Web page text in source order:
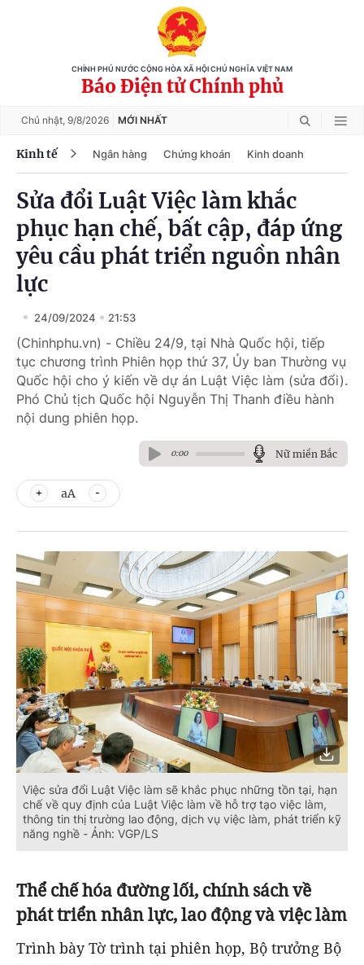
CHÍNH PHỦ NƯỚC CỘNG HÒA XÃ HỘI CHỦ NGHĨA VIỆT NAM
Báo Điện tử Chính phủ
Chủ nhật, 9/8/2026 MỚI NHẤT
Kinh tế Ngân hàng Chứng khoán Kinh doanh
Sửa đổi Luật Việc làm khắc
phục hạn chế, bất cập, đáp ứng
yêu cầu phát triển nguồn nhân
lực
24/09/2024 21:53
(Chinhphu.vn) - Chiều 24/9, tại Nhà Quốc hội, tiếp
tục chương trình Phiên họp thứ 37, Ủy ban Thường vụ
Quốc hội cho ý kiến về dự án Luật Việc làm (sửa đổi).
Phó Chủ tịch Quốc hội Nguyễn Thị Thanh điều hành
nội dung phiên họp.
0:00 Nữ miền Bắc
aA
Việc sửa đổi Luật Việc làm sẽ khắc phục những tồn tại, hạn
chế về quy định của Luật Việc làm về hỗ trợ tạo việc làm,
thông tin thị trường lao động, dịch vụ việc làm, phát triển kỹ
năng nghề - Ảnh: VGP/LS
Thể chế hóa đường lối, chính sách về
phát triển nhân lực, lao động và việc làm
Trình bày Tờ trình tại phiên họp, Bộ trưởng Bộ